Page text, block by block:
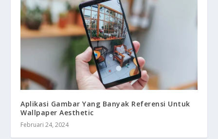
Aplikasi Gambar Yang Banyak Referensi Untuk
Wallpaper Aesthetic
Februari 24, 2024